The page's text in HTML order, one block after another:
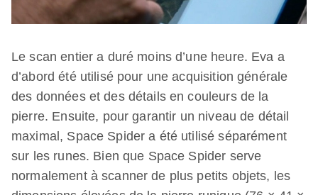
Le scan entier a duré moins d’une heure. Eva a
d’abord été utilisé pour une acquisition générale
des données et des détails en couleurs de la
pierre. Ensuite, pour garantir un niveau de détail
maximal, Space Spider a été utilisé séparément
sur les runes. Bien que Space Spider serve
normalement à scanner de plus petits objets, les